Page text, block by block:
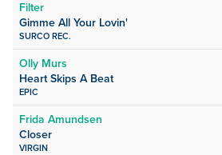
Filter
Gimme All Your Lovin'
SURCO REC.
Olly Murs
Heart Skips A Beat
EPIC
Frida Amundsen
Closer
VIRGIN